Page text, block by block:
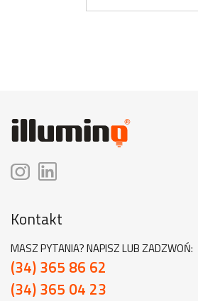
Kontakt
MASZ PYTANIA? NAPISZ LUB ZADZWOŃ:
(34) 365 86 62
(34) 365 04 23